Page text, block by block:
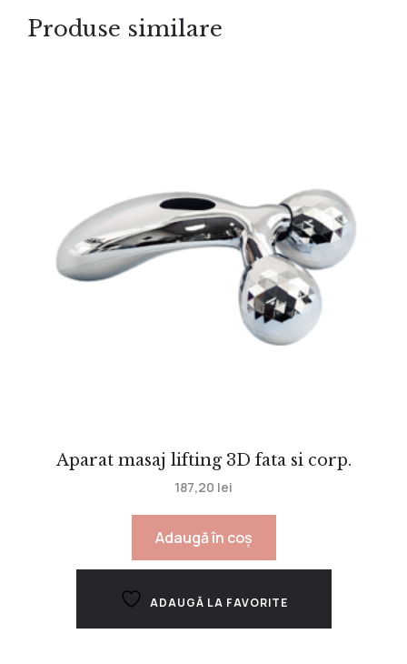
Produse similare
Aparat masaj lifting 3D fata si corp.
187,20 lei
Adaugă în coș
ADAUGĂ LA FAVORITE